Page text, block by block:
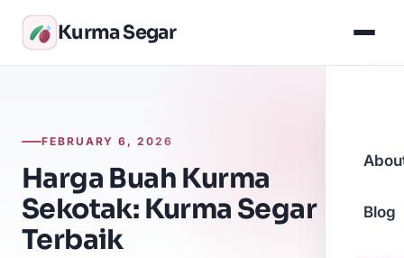
Kurma Segar
Blog
FEBRUARY 6, 2026
Harga Buah Kurma
Sekotak: Kurma Segar
Terbaik